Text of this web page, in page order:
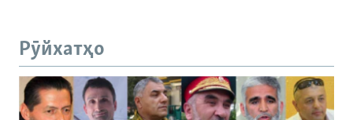
Рӯйхатҳо